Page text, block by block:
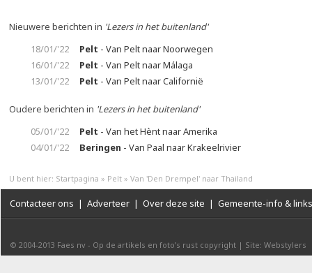
Nieuwere berichten in 'Lezers in het buitenland'
18/01/'22
Pelt - Van Pelt naar Noorwegen
16/01/'22
Pelt - Van Pelt naar Málaga
13/01/'22
Pelt - Van Pelt naar Californië
Oudere berichten in 'Lezers in het buitenland'
05/01/'22
Pelt - Van het Hènt naar Amerika
04/01/'22
Beringen - Van Paal naar Krakeelrivier
U bent hier: Startpagina » Pelt » Van 'Den Drempel' naar Thailand
Contacteer ons | Adverteer | Over deze site | Gemeente-info & links
© 2004-2013 Faes nv - Op de artikels en foto’s rust copyright | Site: Webstylers